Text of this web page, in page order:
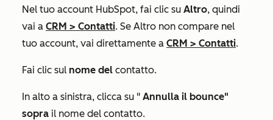
Nel tuo account HubSpot, fai clic su Altro, quindi
vai a CRM > Contatti. Se Altro non compare nel
tuo account, vai direttamente a CRM > Contatti.
Fai clic sul nome del contatto.
In alto a sinistra, clicca su " Annulla il bounce"
sopra il nome del contatto.